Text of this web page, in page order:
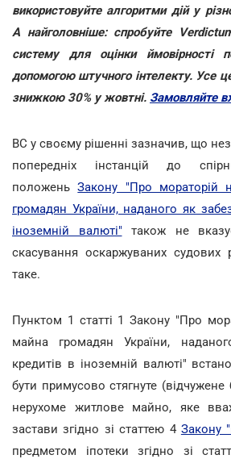
використовуйте алгоритми дій у
А найголовніше: спробуйте
систему для оцінки ймовірності
допомогою штучного інтелекту. Усе
знижкою 30% у жовтні. Замовляйте
ВС у своєму рішенні зазначив, що
попередніх інстанцій до
положеньЗакону "Про мораторій
громадян України, наданого як
іноземній валюті" також не
скасування оскаржуваних
таке.
Пунктом 1 статті 1 Закону "Про
майна громадян України,
кредитів в іноземній валюті"
бути примусово стягнуте
нерухоме житлове майно, яке
застави згідно зі статтею 4 Закону
предметом іпотеки згідно зі